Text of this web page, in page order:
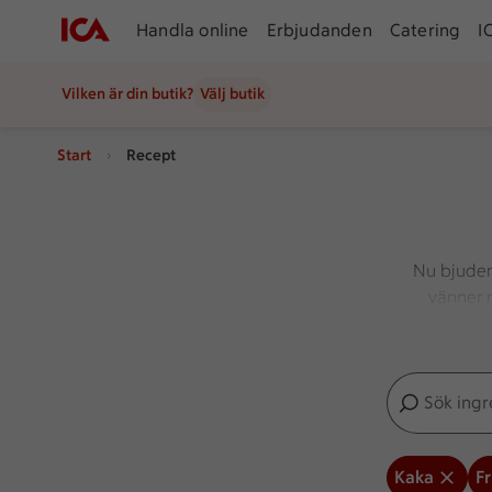
Handla online Erbjudanden Catering
Vilken är din butik? Välj butik
Start Recept
Nu
Sök
Inga förslag
Kaka